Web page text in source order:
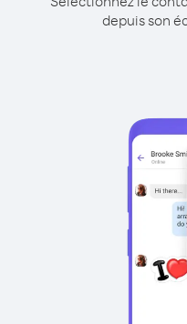
depuis son